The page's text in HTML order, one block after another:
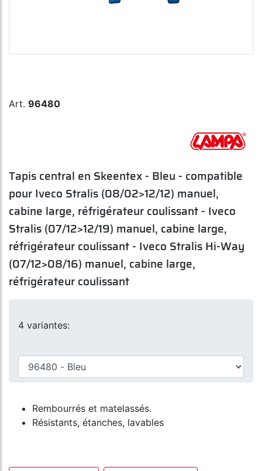
Art. 96480
Tapis central en Skeentex - Bleu - compatible
pour Iveco Stralis (08/02>12/12) manuel,
cabine large, réfrigérateur coulissant - Iveco
Stralis (07/12>12/19) manuel, cabine large,
réfrigérateur coulissant - Iveco Stralis Hi-Way
(07/12>08/16) manuel, cabine large,
réfrigérateur coulissant
4 variantes:
Rembourrés et matelassés.
Résistants, étanches, lavables